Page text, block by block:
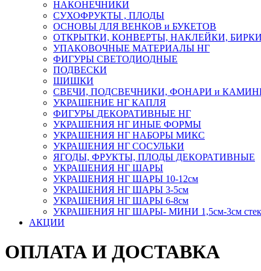
НАКОНЕЧНИКИ
СУХОФРУКТЫ , ПЛОДЫ
ОСНОВЫ ДЛЯ ВЕНКОВ и БУКЕТОВ
ОТКРЫТКИ, КОНВЕРТЫ, НАКЛЕЙКИ,
УПАКОВОЧНЫЕ МАТЕРИАЛЫ НГ
ФИГУРЫ СВЕТОДИОДНЫЕ
ПОДВЕСКИ
ШИШКИ
СВЕЧИ, ПОДСВЕЧНИКИ, ФОНАРИ и
УКРАШЕНИЕ НГ КАПЛЯ
ФИГУРЫ ДЕКОРАТИВНЫЕ НГ
УКРАШЕНИЯ НГ ИНЫЕ ФОРМЫ
УКРАШЕНИЯ НГ НАБОРЫ МИКС
УКРАШЕНИЯ НГ СОСУЛЬКИ
ЯГОДЫ, ФРУКТЫ, ПЛОДЫ ДЕКОРАТИВНЫЕ
УКРАШЕНИЯ НГ ШАРЫ
УКРАШЕНИЯ НГ ШАРЫ 10-12см
УКРАШЕНИЯ НГ ШАРЫ 3-5см
УКРАШЕНИЯ НГ ШАРЫ 6-8см
УКРАШЕНИЯ НГ ШАРЫ- МИНИ 1,5см-3см
АКЦИИ
ОПЛАТА И ДОСТАВКА